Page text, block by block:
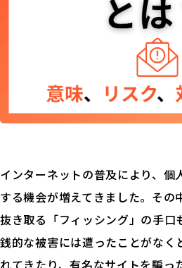
インターネットの普及により、個
する機会が増えてきました。その
抜き取る「フィッシング」の手口
銭的な被害には遭ったことがなく